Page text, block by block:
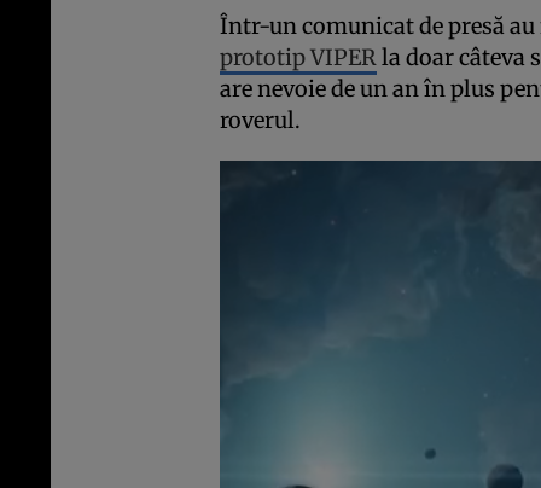
Într-un comunicat de presă
prototip VIPERla doar câteva
are nevoie de un an în plus
roverul.